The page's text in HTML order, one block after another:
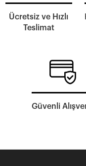
Ücretsiz ve Hızlı
Teslimat
Güvenli